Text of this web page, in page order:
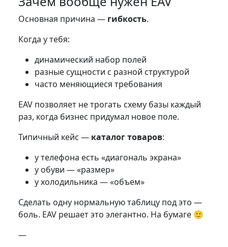
Основная причина — гибкость.
Когда у тебя:
динамический набор полей
разные сущности с разной структурой
часто меняющиеся требования
EAV позволяет не трогать схему базы каждый
раз, когда бизнес придумал новое поле.
Типичный кейс — каталог товаров:
у телефона есть «диагональ экрана»
у обуви — «размер»
у холодильника — «объем»
Сделать одну нормальную таблицу под это —
боль. EAV решает это элегантно. На бумаге 🙂
—